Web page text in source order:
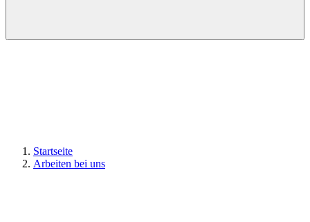
Startseite
Arbeiten bei uns